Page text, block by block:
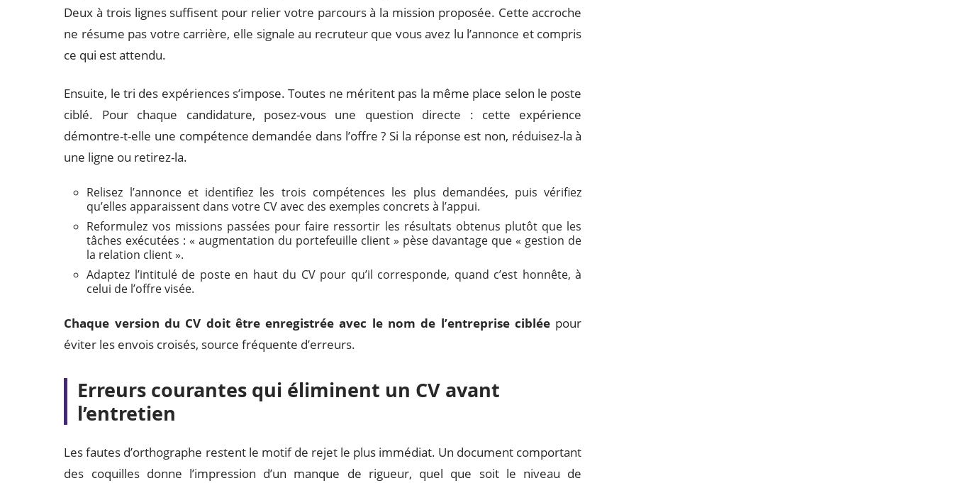
Deux à trois lignes suffisent pour relier votre parcours à la mission proposée. Cette accroche
ne résume pas votre carrière, elle signale au recruteur que vous avez lu l’annonce et compris
ce qui est attendu.
Ensuite, le tri des expériences s’impose. Toutes ne méritent pas la même place selon le poste
ciblé. Pour chaque candidature, posez-vous une question directe : cette expérience
démontre-t-elle une compétence demandée dans l’offre ? Si la réponse est non, réduisez-la à
une ligne ou retirez-la.
Relisez l’annonce et identifiez les trois compétences les plus demandées, puis vérifiez
qu’elles apparaissent dans votre CV avec des exemples concrets à l’appui.
Reformulez vos missions passées pour faire ressortir les résultats obtenus plutôt que les
tâches exécutées : « augmentation du portefeuille client » pèse davantage que « gestion de
la relation client ».
Adaptez l’intitulé de poste en haut du CV pour qu’il corresponde, quand c’est honnête, à
celui de l’offre visée.
Chaque version du CV doit être enregistrée avec le nom de l’entreprise ciblée pour
éviter les envois croisés, source fréquente d’erreurs.
Erreurs courantes qui éliminent un CV avant
l’entretien
Les fautes d’orthographe restent le motif de rejet le plus immédiat. Un document comportant
des coquilles donne l’impression d’un manque de rigueur, quel que soit le niveau de